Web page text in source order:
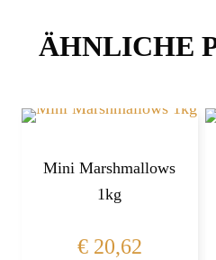
ÄHNLICHE
Mini Marshmallows
1kg
€20,62